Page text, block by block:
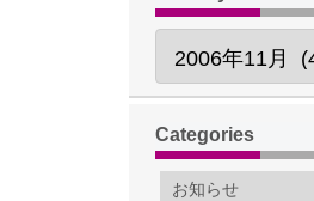
Categories
お知らせ